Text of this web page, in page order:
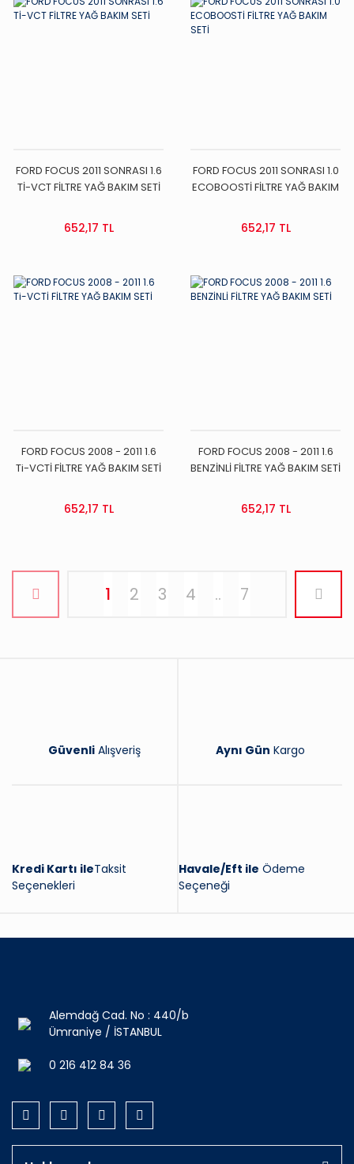
FORD FOCUS 2011 SONRASI 1.6
Tİ-VCT FİLTRE YAĞ BAKIM SETİ
652,17 TL
FORD FOCUS 2011 SONRASI 1.0
ECOBOOSTİ FİLTRE YAĞ BAKIM
652,17 TL
FORD FOCUS 2008 - 2011 1.6
Ti-VCTİ FİLTRE YAĞ BAKIM SETİ
652,17 TL
FORD FOCUS 2008 - 2011 1.6
BENZİNLİ FİLTRE YAĞ BAKIM SETİ
652,17 TL
1 2 3 4 .. 7
Güvenli Alışveriş Aynı Gün Kargo
Kredi Kartı ileTaksit
Seçenekleri
Havale/Eft ile Ödeme
Seçeneği
Alemdağ Cad. No : 440/b
Ümraniye / İSTANBUL
0 216 412 84 36